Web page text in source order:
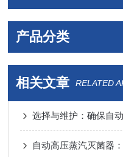
产品分类
相关文章 RELATED
选择与维护：确保自
自动高压蒸汽灭菌器